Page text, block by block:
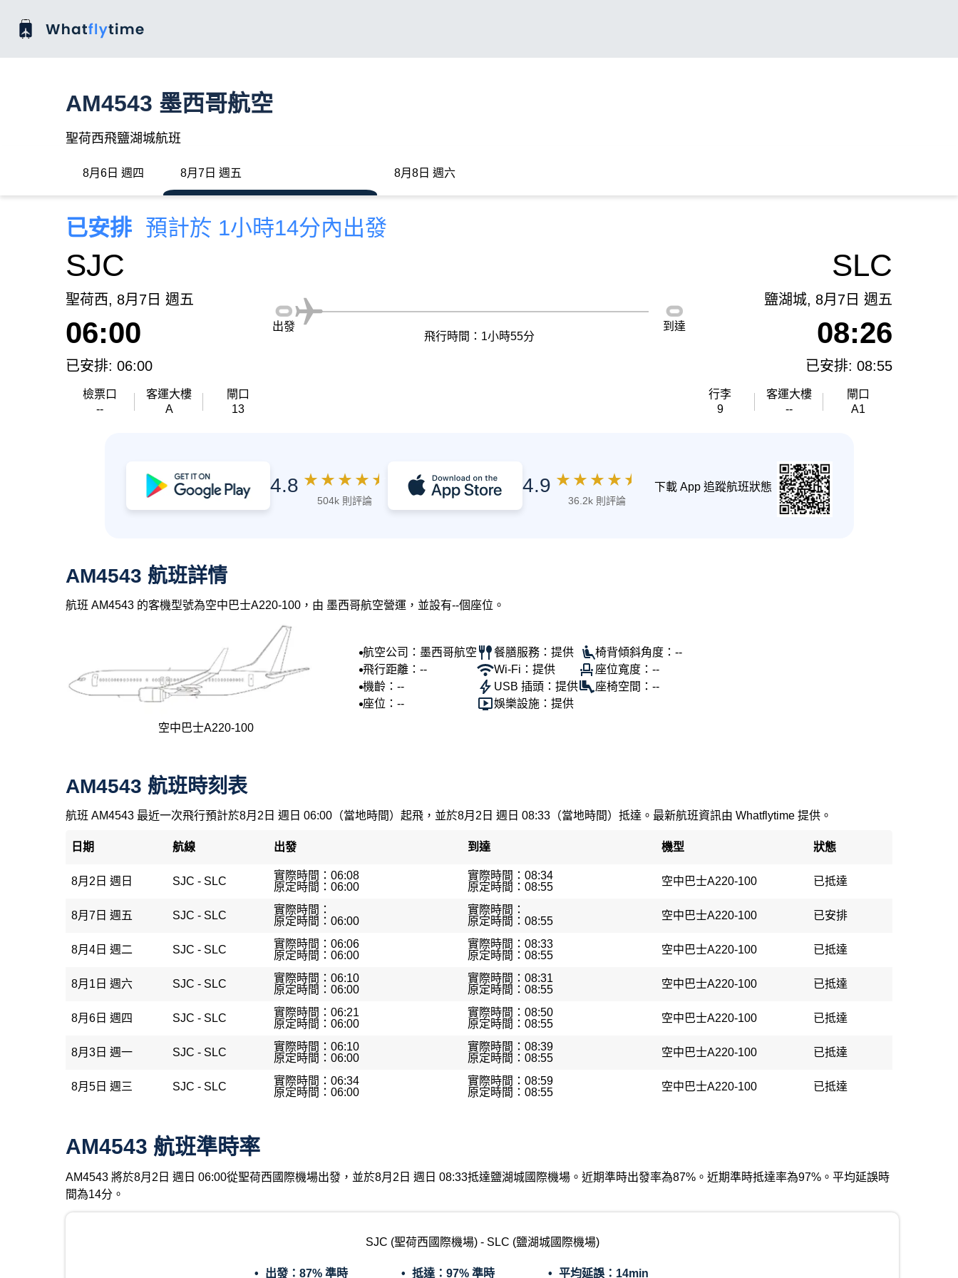
AM4543 墨西哥航空
聖荷西飛鹽湖城航班
8月6日 週四 8月7日 週五 8月8日 週六
已安排 預計於 1小時14分內出發
SJC
聖荷西, 8月7日 週五
06:00
已安排: 06:00
檢票口
--
客運大樓
A
閘口
13
出發
飛行時間：1小時55分
到達
SLC
鹽湖城, 8月7日 週五
08:26
已安排: 08:55
行李
9
客運大樓
--
閘口
A1
4.8 ★ ★ ★ ★ ★
504k 則評論
4.9 ★ ★ ★ ★ ★
36.2k 則評論
下載 App 追蹤航班狀態
AM4543 航班詳情
航班 AM4543 的客機型號為空中巴士A220-100，由 墨西哥航空營運，並設有--個座位。
空中巴士A220-100
航空公司：墨西哥航空
飛行距離：--
機齡：--
座位：--
餐膳服務：提供
Wi-Fi：提供
USB 插頭：提供
娛樂設施：提供
椅背傾斜角度：--
座位寬度：--
座椅空間：--
AM4543 航班時刻表
航班 AM4543 最近一次飛行預計於8月2日 週日 06:00（當地時間）起飛，並於8月2日 週日 08:33（當地時間）抵達。最新航班資訊由 Whatflytime 提供。
日期 航線 出發 到達 機型 狀態
8月2日 週日 SJC - SLC
實際時間：06:08
原定時間：06:00
實際時間：08:34
原定時間：08:55
空中巴士A220-100 已抵達
8月7日 週五 SJC - SLC
實際時間：
原定時間：06:00
實際時間：
原定時間：08:55
空中巴士A220-100 已安排
8月4日 週二 SJC - SLC
實際時間：06:06
原定時間：06:00
實際時間：08:33
原定時間：08:55
空中巴士A220-100 已抵達
8月1日 週六 SJC - SLC
實際時間：06:10
原定時間：06:00
實際時間：08:31
原定時間：08:55
空中巴士A220-100 已抵達
8月6日 週四 SJC - SLC
實際時間：06:21
原定時間：06:00
實際時間：08:50
原定時間：08:55
空中巴士A220-100 已抵達
8月3日 週一 SJC - SLC
實際時間：06:10
原定時間：06:00
實際時間：08:39
原定時間：08:55
空中巴士A220-100 已抵達
8月5日 週三 SJC - SLC
實際時間：06:34
原定時間：06:00
實際時間：08:59
原定時間：08:55
空中巴士A220-100 已抵達
AM4543 航班準時率
AM4543 將於8月2日 週日 06:00從聖荷西國際機場出發，並於8月2日 週日 08:33抵達鹽湖城國際機場。近期準時出發率為87%。近期準時抵達率為97%。平均延誤時
間為14分。
SJC (聖荷西國際機場) - SLC (鹽湖城國際機場)
出發： 87% 準時 抵達： 97% 準時 平均延誤： 14min